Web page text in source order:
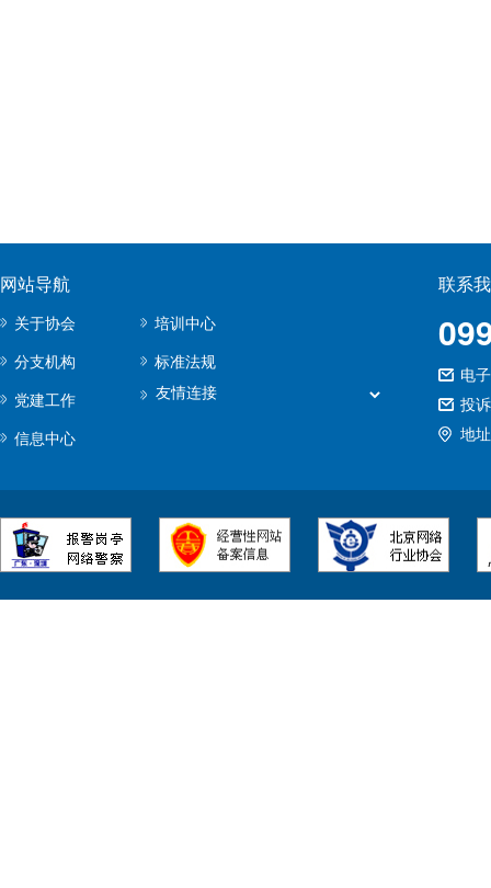
网站导航
关于协会
分支机构
党建工作
信息中心
培训中心
标准法规
联系
电
投
地